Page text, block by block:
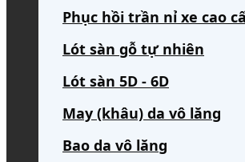
Phục hồi trần nỉ xe cao
Lót sàn gỗ tự nhiên
Lót sàn 5D - 6D
May (khâu) da vô lăng
Bao da vô lăng